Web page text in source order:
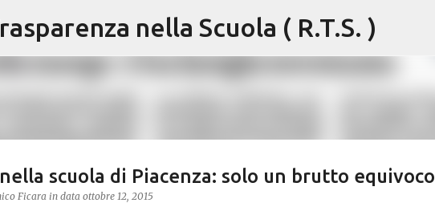
Passa ai contenuti principali
nella Scuola ( R.T.S. )
scuola di Piacenza: solo un brutto equivoco
Ficara in data ottobre 12, 2015